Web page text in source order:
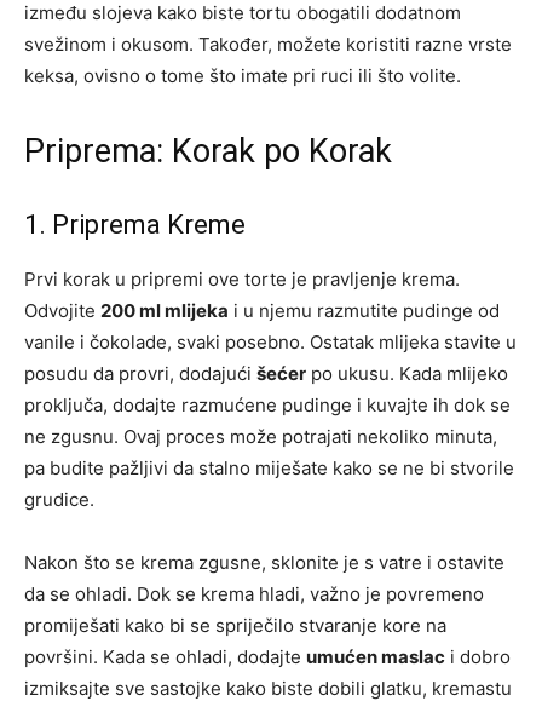
između slojeva kako biste tortu obogatili dodatnom
svežinom i okusom. Također, možete koristiti razne vrste
keksa, ovisno o tome što imate pri ruci ili što volite.
Priprema: Korak po Korak
1. Priprema Kreme
Prvi korak u pripremi ove torte je pravljenje krema.
Odvojite 200 ml mlijeka i u njemu razmutite pudinge od
vanile i čokolade, svaki posebno. Ostatak mlijeka stavite u
posudu da provri, dodajući šećer po ukusu. Kada mlijeko
proključa, dodajte razmućene pudinge i kuvajte ih dok se
ne zgusnu. Ovaj proces može potrajati nekoliko minuta,
pa budite pažljivi da stalno miješate kako se ne bi stvorile
grudice.
Nakon što se krema zgusne, sklonite je s vatre i ostavite
da se ohladi. Dok se krema hladi, važno je povremeno
promiješati kako bi se spriječilo stvaranje kore na
površini. Kada se ohladi, dodajte umućen maslac i dobro
izmiksajte sve sastojke kako biste dobili glatku, kremastu